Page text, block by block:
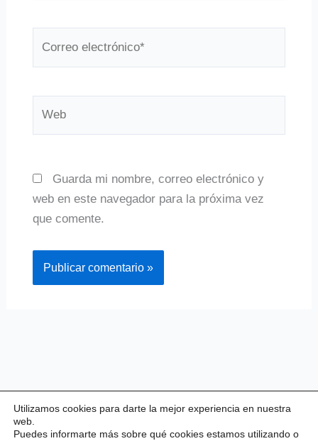
Guarda mi nombre, correo electrónico y
web en este navegador para la próxima vez
que comente.
Utilizamos cookies para darte la mejor experiencia en nuestra
web.
Puedes informarte más sobre qué cookies estamos utilizando o